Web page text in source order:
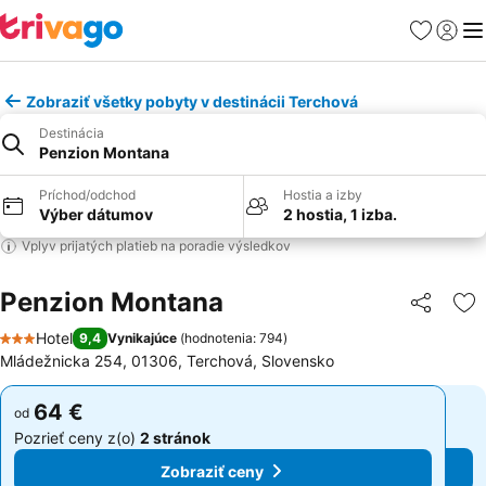
Obľúbené
Zobraziť všetky pobyty v destinácii Terchová
Destinácia
Penzion Montana
Príchod/odchod
Výber dátumov
Hostia a izby
2 hostia, 1 izba.
Vplyv prijatých platieb na poradie výsledkov
Penzion Montana Zdieľať
3 Počet hviezdičiek
Hotel 9,4 Vynikajúce (hodnotenia: 794)
Mládežnicka 254, 01306, Terchová, Slovensko
od 64 €
Pozrieť ceny z(o) 2 stránok
Zobraziť ceny
od 64 €
Pozrieť ceny z(o) 2 stránok
Zobraziť ceny